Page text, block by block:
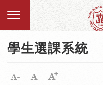
學生選課系統